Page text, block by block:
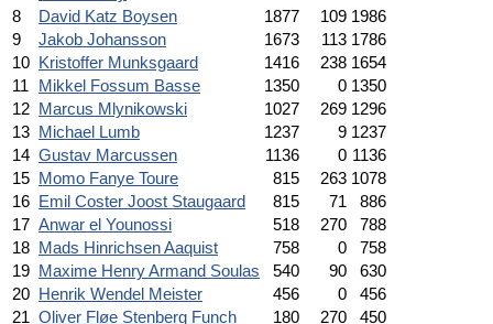
8
David Katz Boysen 1877 109 1986
9
Jakob Johansson 1673 113 1786
10 Kristoffer Munksgaard 1416 238 1654
11
Mikkel Fossum Basse 1350 0 1350
12 Marcus Mlynikowski 1027 269 1296
13 Michael Lumb 1237 9 1237
14 Gustav Marcussen 1136 0 1136
15 Momo Fanye Toure 815 263 1078
16 Emil Coster Joost Staugaard 815 71
886
17 Anwar el Younossi 518 270
788
18 Mads Hinrichsen Aaquist 758 0
758
19 Maxime Henry Armand Soulas 540 90
630
20 Henrik Wendel Meister 456 0
456
21 Oliver Fløe Stenberg Funch 180 270
450